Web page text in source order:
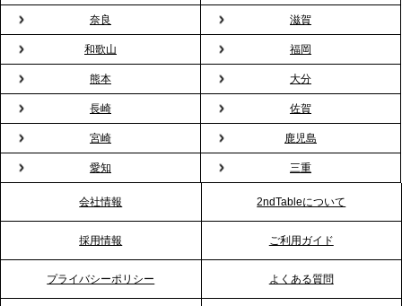
プレスリリースのご案内｜オフィスが「１日限定の
バー」に！福利厚生・社内交流を格上げする《出張
バーテンダー》サービスを開始
2026.1.26
プレスリリースのご案内｜もう「義理チョコ」で悩
まない。職場のバレンタインをケータリングで“福利
厚生”化。採用にも効く新スタイルを提案
RKB毎日放送「RKB NEWS」で、2ndTable「恵方
巻きケータリング」が紹介されました
奈良 滋賀
和歌山 福岡
熊本 大分
長崎 佐賀
宮崎 鹿児島
愛知 三重
会社情報 2ndTableについて
採用情報 ご利用ガイド
プライバシーポリシー よくある質問